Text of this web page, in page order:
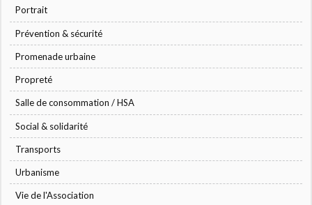
Portrait
Prévention & sécurité
Promenade urbaine
Propreté
Salle de consommation / HSA
Social & solidarité
Transports
Urbanisme
Vie de l'Association